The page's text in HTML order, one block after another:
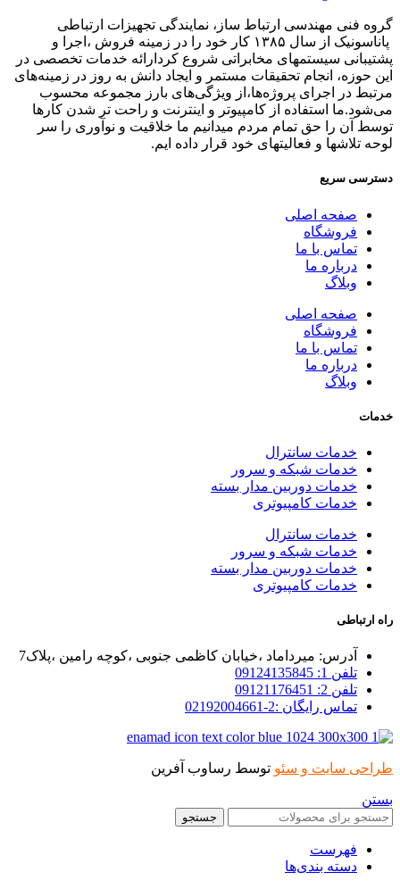
گروه فنی مهندسی ارتباط ساز، نمایندگی تجهیزات ارتباطی
پاناسونیک از سال ۱۳۸۵ کار خود را در زمینه فروش ،اجرا و
پشتیبانی سیستمهای مخابراتی شروع کردارائه خدمات تخصصی در
این حوزه، انجام تحقیقات مستمر و ایجاد دانش به‌ روز در زمینه‌های
مرتبط در اجرای پروژه‌ها،از ویژگی‌های بارز مجموعه محسوب
می‌شود.ما استفاده از کامپیوتر و اینترنت و راحت تر شدن کارها
توسط آن را حق تمام مردم میدانیم ما خلاقیت و نوآوری را سر
لوحه تلاشها و فعالیتهای خود قرار داده ایم.
دسترسی سریع
صفحه اصلی
فروشگاه
تماس با ما
درباره ما
وبلاگ
صفحه اصلی
فروشگاه
تماس با ما
درباره ما
وبلاگ
خدمات
خدمات سانترال
خدمات شبکه و سرور
خدمات دوربین مدار بسته
خدمات کامپیوتری
خدمات سانترال
خدمات شبکه و سرور
خدمات دوربین مدار بسته
خدمات کامپیوتری
راه ارتباطی
آدرس: میرداماد ،خیابان کاظمی جنوبی ،کوچه رامین ،پلاک7
تلفن 1: 09124135845
تلفن 2: 09121176451
تماس رایگان :2-02192004661
طراحی سایت و سئو توسط رساوب آفرین
بستن
جستجو
فهرست
دسته بندی‌ها